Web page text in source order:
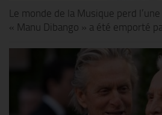
Le monde de la Musique perd
« Manu Dibango » a été emporté